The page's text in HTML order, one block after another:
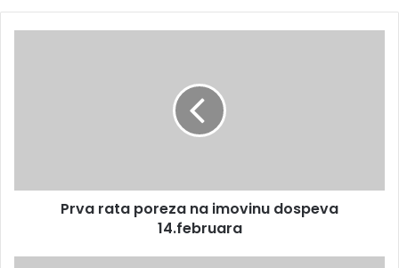
Prva rata poreza na imovinu dospeva
14.februara